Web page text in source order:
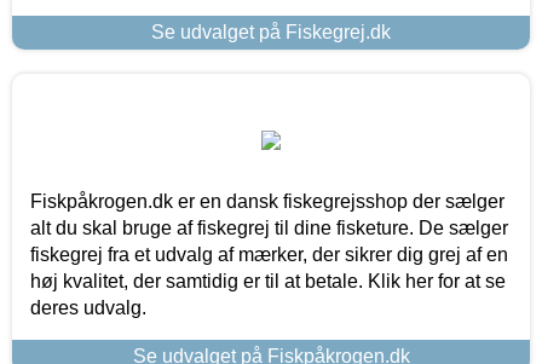
Se udvalget på Fiskegrej.dk
Fiskpåkrogen.dk er en dansk fiskegrejsshop der sælger
alt du skal bruge af fiskegrej til dine fisketure. De sælger
fiskegrej fra et udvalg af mærker, der sikrer dig grej af en
høj kvalitet, der samtidig er til at betale. Klik her for at se
deres udvalg.
Se udvalget på Fiskpåkrogen.dk